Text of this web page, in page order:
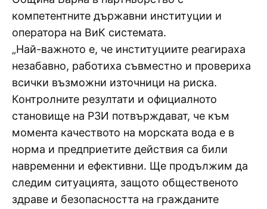
компетентните държавни институции и
оператора на ВиК системата.
„Най-важното е, че институциите реагираха
незабавно, работиха съвместно и провериха
всички възможни източници на риска.
Контролните резултати и официалното
становище на РЗИ потвърждават, че към
момента качеството на морската вода е в
норма и предприетите действия са били
навременни и ефективни. Ще продължим да
следим ситуацията, защото общественото
здраве и безопасността на гражданите